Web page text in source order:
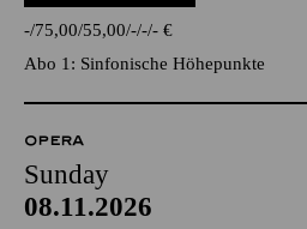
- 75,00 55,00 - - - €
Abo 1: Sinfonische Höhepunkte
OPERA
Sunday
08.11.2026